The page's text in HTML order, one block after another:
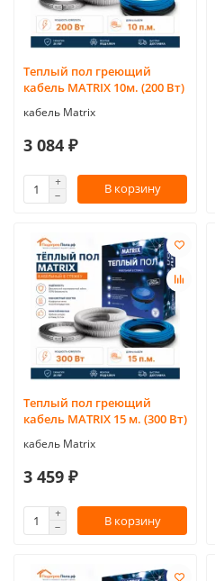
Теплый пол греющий
кабель MATRIX 10м. (200 Вт)
кабель Matrix
3 084 ₽
В корзину
Теплый пол греющий
кабель MATRIX 15 м. (300 Вт)
кабель Matrix
3 459 ₽
В корзину